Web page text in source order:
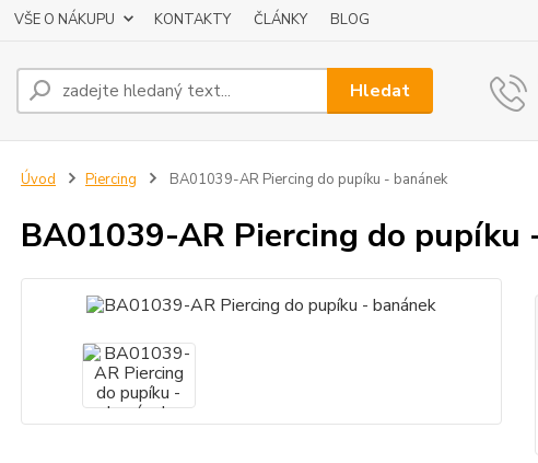
VŠE O NÁKUPU KONTAKTY ČLÁNKY BLOG
Hledat
Úvod Piercing BA01039-AR Piercing do pupíku - banánek
BA01039-AR Piercing do pupíku